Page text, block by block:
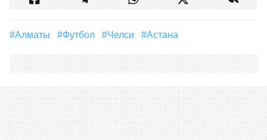
#Алматы #футбол #Челси #Астана